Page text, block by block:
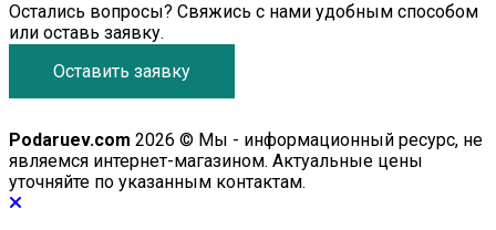
Остались вопросы? Свяжись с нами удобным способом
или оставь заявку.
Оставить заявку
Podaruev.com 2026 © Мы - информационный ресурс, не
являемся интернет-магазином. Актуальные цены
уточняйте по указанным контактам.